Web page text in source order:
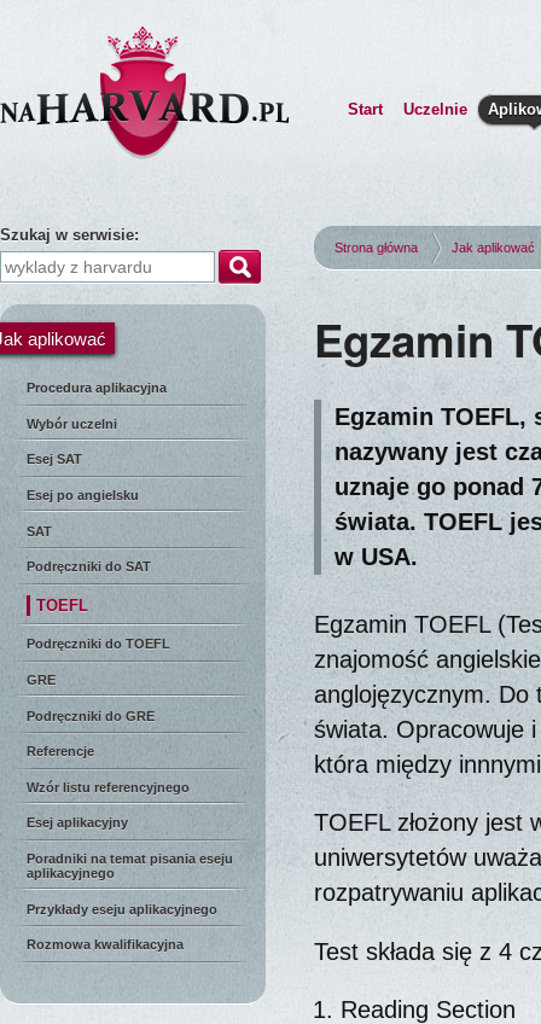
Start Uczelnie
Szukaj w serwisie:
aplikować
Procedura aplikacyjna
Wybór uczelni
Esej SAT
Esej po angielsku
SAT
Podręczniki do SAT
TOEFL
Podręczniki do TOEFL
GRE
Podręczniki do GRE
Referencje
Wzór listu referencyjnego
Esej aplikacyjny
Poradniki na temat pisania eseju
aplikacyjnego
Przykłady eseju aplikacyjnego
Rozmowa kwalifikacyjna
Strona główna Jak aplikować
Egzamin
Egzamin
nazywany jest
uznaje go ponad
świata. TOEFL
w USA.
Egzamin TOEFL
znajomość
anglojęzycznym. Do
świata. Opracowuje
która między
TOEFL złożony jest
uniwersytetów
rozpatrywaniu
Test składa się z 4
Reading Section